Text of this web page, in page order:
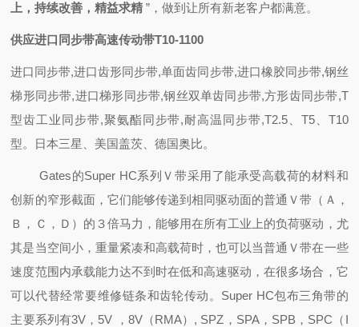
上，持续改善，精益求精 ”，做到让所有新老客户都满意。
供应进口同步带高速传动带T10-1100
进口同步带,进口齿形同步带,单面齿同步带,进口橡胶同步带,钢丝
梯形同步带,进口梯形同步带,钢丝双单齿同步带,方形齿同步带,T
型齿工业同步带,聚氨酯同步带,耐高温同步带,T2.5、T5、T10
型。日本三星、美国盖茨、德国奥比。
Gates的Super HC系列Ｖ带采用了能承受高载荷的材料和
创新的窄形截面，它们能够传递到相同驱动面的普通Ｖ带（Ａ，
Ｂ，Ｃ，Ｄ）的３倍马力，能够用在所有工业上的负荷驱动，尤
其是当空间小，重量紧凑和高载荷时，也可以当普通Ｖ带在一些
速度范围内承载能力达不到时在低和高速驱动，在很多场合，它
可以代替经常要维修链条和齿轮传动。Super HC包布三角带的
主要系列有3V，5V ，8V（RMA）, SPZ，SPA，SPB，SPC（I